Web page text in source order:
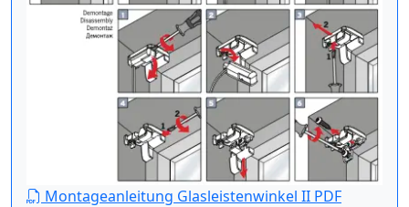
Montageanleitung Glasleistenwinkel II PDF